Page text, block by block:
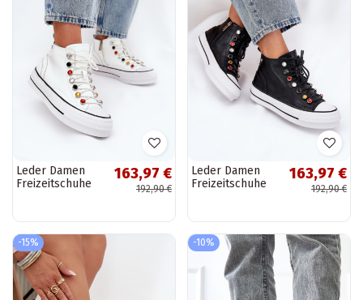
Leder Damen
Freizeitschuhe
163,97 €
192,90 €
Leder Damen
Freizeitschuhe
163,97 €
192,90 €
-15% -10%